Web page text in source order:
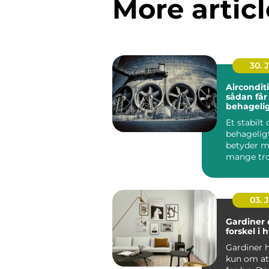
More
30.
sådan
Et stabilt
betyder
mange
03.
Gardiner
forskel i
Gardiner
kun om